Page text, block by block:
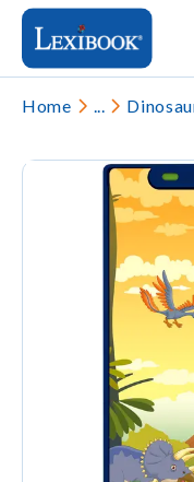
Home ...